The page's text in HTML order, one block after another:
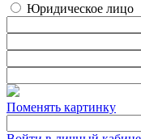
Юридическое лицо
Поменять картинку